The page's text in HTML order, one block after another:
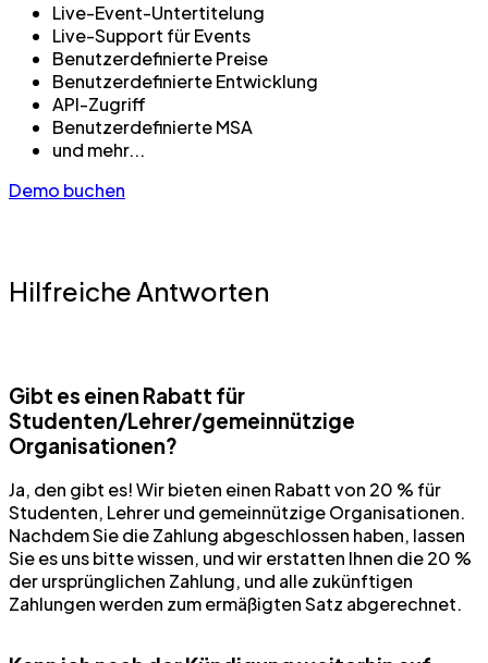
Live-Event-Untertitelung
Live-Support für Events
Benutzerdefinierte Preise
Benutzerdefinierte Entwicklung
API-Zugriff
Benutzerdefinierte MSA
und mehr...
Demo buchen
Hilfreiche Antworten
Gibt es einen Rabatt für
Studenten/Lehrer/gemeinnützige
Organisationen?
Ja, den gibt es! Wir bieten einen Rabatt von 20 % für
Studenten, Lehrer und gemeinnützige Organisationen.
Nachdem Sie die Zahlung abgeschlossen haben, lassen
Sie es uns bitte wissen, und wir erstatten Ihnen die 20 %
der ursprünglichen Zahlung, und alle zukünftigen
Zahlungen werden zum ermäßigten Satz abgerechnet.